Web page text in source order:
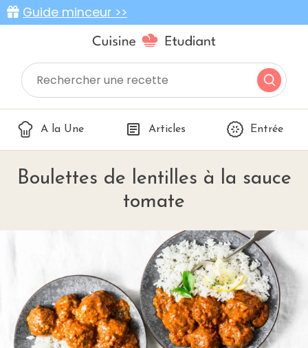
Guide minceur >>
A la Une Articles Entrée
Boulettes de lentilles à la sauce
tomate